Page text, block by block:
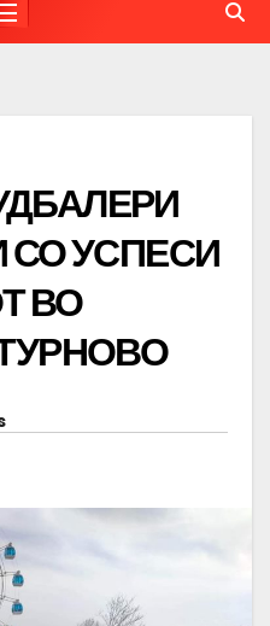
СО УСПЕСИ
ВО